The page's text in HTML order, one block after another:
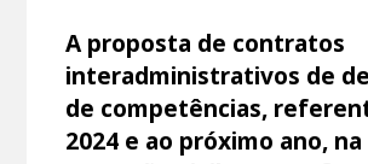
A proposta de contratos
interadministrativos de
de competências,
2024 e ao próximo ano,